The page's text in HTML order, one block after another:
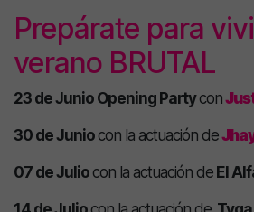
Prepárate para
verano BRUTAL
23 de Junio Opening Partycon
30 de Junio con la actuación de
07 de Julio con la actuación de El